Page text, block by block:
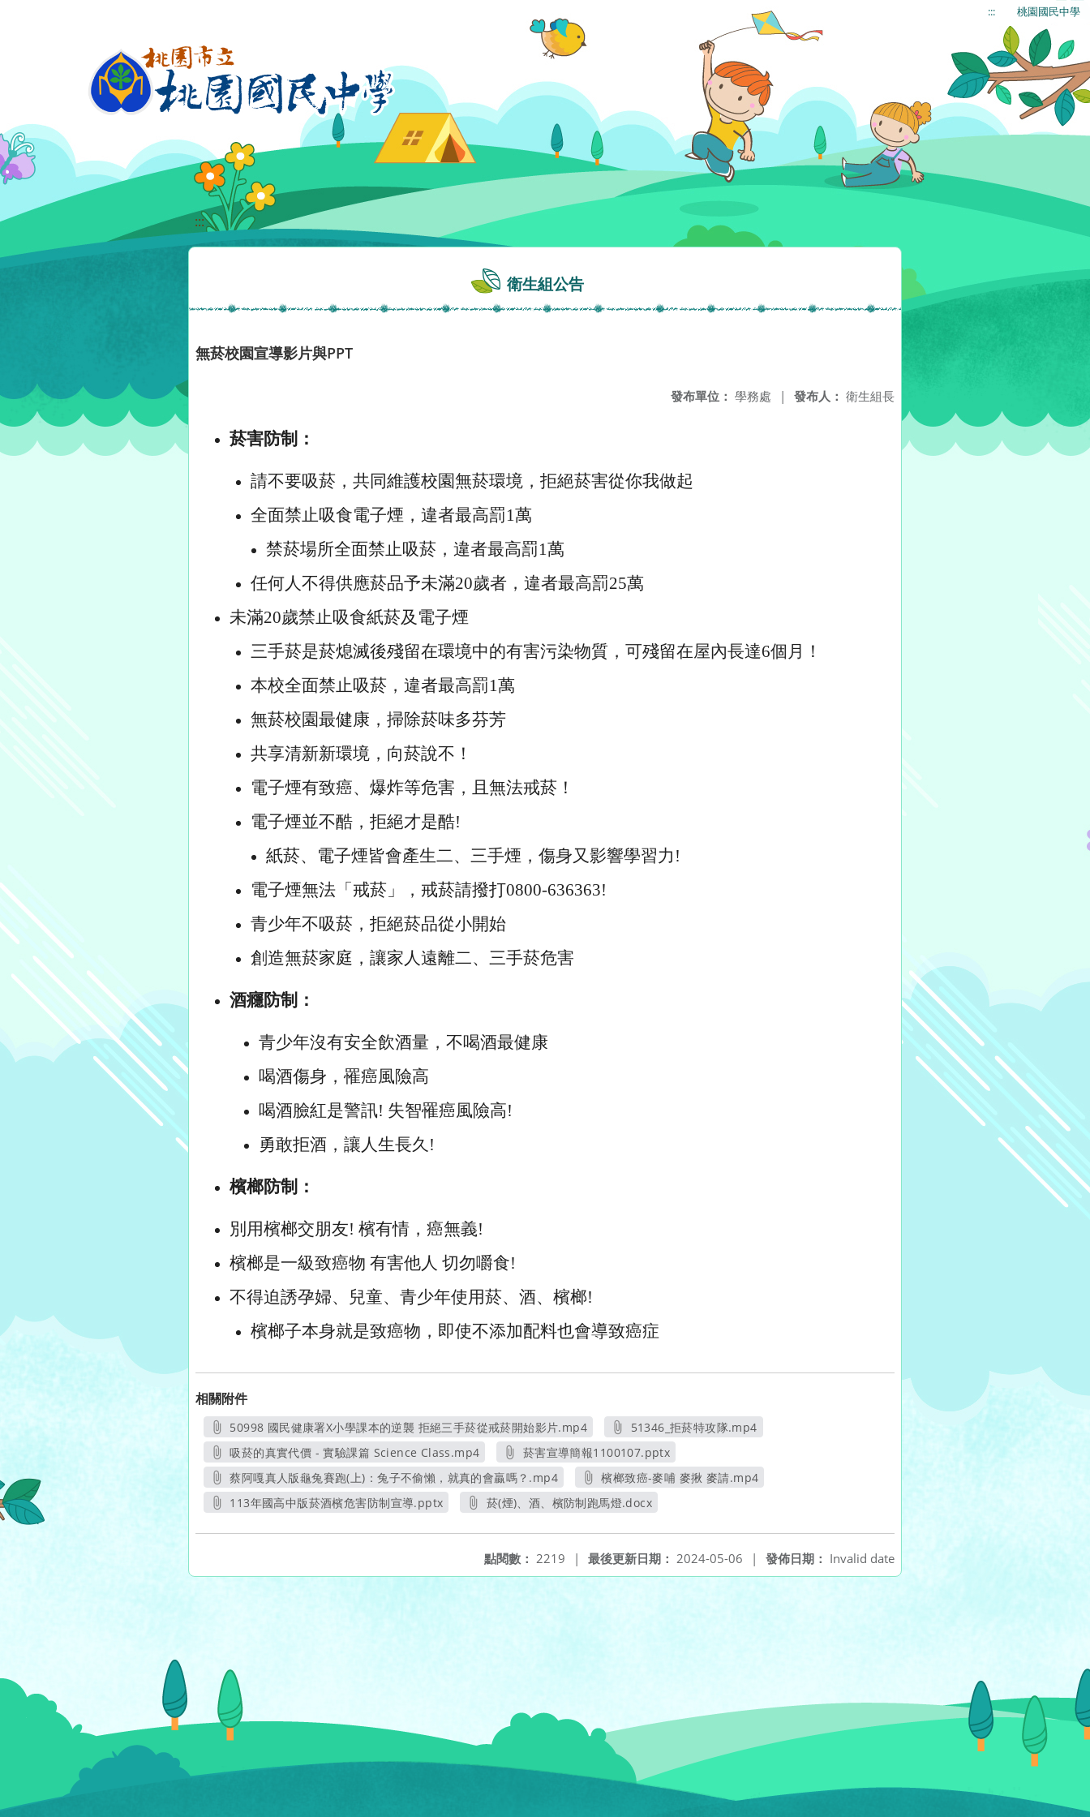
::: 桃園國民中學
:::
衛生組公告
無菸校園宣導影片與PPT
發布人： 衛生組長
發布單位： 學務處 |
菸害防制：
請不要吸菸，共同維護校園無菸環境，拒絕菸害從你我做起
全面禁止吸食電子煙，違者最高罰1萬
禁菸場所全面禁止吸菸， 違者最高罰1萬
任何人不得供應菸品予未滿20歲者，違者最高罰25萬
未滿20歲禁止吸食紙菸及電子煙
三手菸是菸熄滅後殘留在環境中的有害污染物質，可殘留在屋內長達6個月！
本校全面禁止吸菸，違者最高罰1萬
無菸校園最健康，掃除菸味多芬芳
共享清新新環境，向菸說不！
電子煙有致癌、爆炸等危害，且無法戒菸！
電子煙並不酷，拒絕才是酷!
紙菸、電子煙皆會產生二、三手煙，傷身又影響學習力 !
電子煙無法「戒菸」，戒菸請撥打0800-636363!
青少年不吸菸，拒絕菸品從小開始
創造無菸家庭，讓家人遠離二、三手菸危害
酒癮防制：
青少年沒有安全飲酒量，不喝酒最健康
喝酒傷身，罹癌風險高
喝酒臉紅是警訊! 失智罹癌風險高!
勇敢拒酒，讓人生長久!
檳榔防制：
別用檳榔交朋友! 檳有情，癌無義!
檳榔是一級致癌物 有害他人 切勿嚼食!
不得迫誘孕婦、兒童、青少年使用菸、酒、檳榔!
檳榔子本身就是致癌物，即使不添加配料也會導致癌症
相關附件
50998 國民健康署X小學課本的逆襲 拒絕三手菸從戒菸開始影片.mp4
另開新視窗
51346_拒菸特攻隊.mp4
吸菸的真實代價 - 實驗課篇 Science Class.mp4
另開新視窗
菸害宣導簡報1100107.pptx
另開新視窗
蔡阿嘎真人版龜兔賽跑(上)：兔子不偷懶，就真的會贏嗎？.mp4
另開新視窗
檳榔致癌-麥哺 麥揪 麥請.mp4
113年國高中版菸酒檳危害防制宣導.pptx
菸(煙)、酒、檳防制跑馬燈.docx
發佈日期： Invalid date
最後更新日期： 2024-05-06 |
點閱數： 2219 |